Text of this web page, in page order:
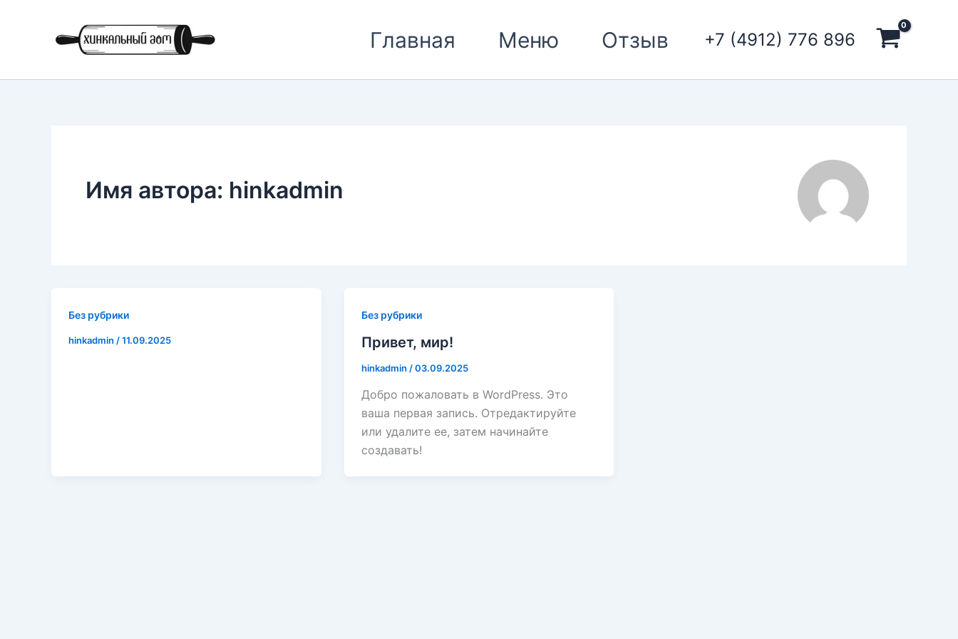
содержимому
Главная Меню Отзыв +7 (4912) 776 896
Имя автора: hinkadmin
Без рубрики
hinkadmin /11.09.2025
Без рубрики
Привет, мир!
hinkadmin /03.09.2025
Добро пожаловать в WordPress. Это
ваша первая запись. Отредактируйте
или удалите ее, затем начинайте
создавать!